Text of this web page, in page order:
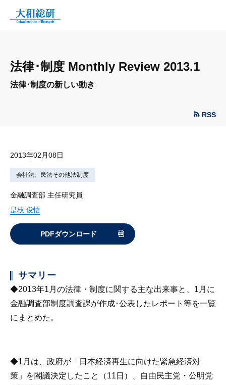
法律･制度 Monthly Review 2013.1
法律･制度の新しい動き
RSS
2013年02月08日
会社法、民法その他法制度
金融調査部 主任研究員
是枝 俊悟
PDFダウンロード
サマリー
◆2013年1月の法律・制度に関する主な出来事と、1月に
金融調査部制度調査課が作成･公表したレポート等を一覧
にまとめた。
◆1月は、政府が「日本経済再生に向けた緊急経済対
策」を閣議決定したこと（11日）、自由民主党・公明党